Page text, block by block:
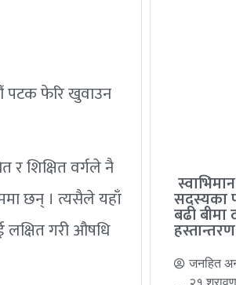
पटक फेरि खुवाउन
र शिक्षित वर्गले नै
छन् । त्यसैले यहाँ
गरी औषधि
सदस्यका
बढी बीमा
हस्तान्तरण
जनहित